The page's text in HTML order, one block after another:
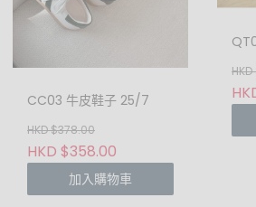
CC03 牛皮鞋子 25/7
HKD $378.00
HKD $358.00
加入購物車